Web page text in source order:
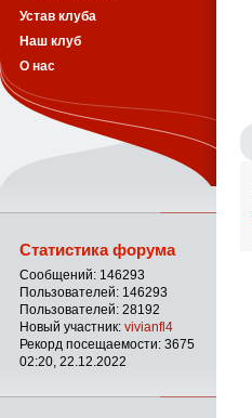
Устав клуба
Наш клуб
О нас
Статистика форума
Сообщений: 146293
Пользователей: 146293
Пользователей: 28192
Новый участник: vivianfl4
Рекорд посещаемости: 3675
02:20, 22.12.2022